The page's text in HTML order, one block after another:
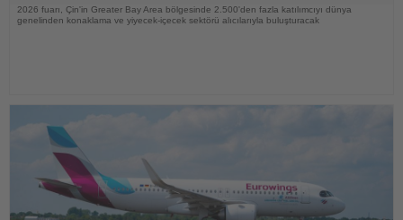
2026 fuarı, Çin'in Greater Bay Area bölgesinde 2.500'den fazla katılımcıyı dünya
genelinden konaklama ve yiyecek-içecek sektörü alıcılarıyla buluşturacak